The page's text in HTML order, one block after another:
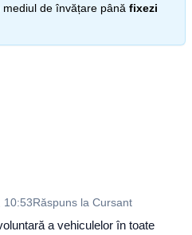
de învățare până fixezi
10:53Răspuns la Cursant
a vehiculelor în toate